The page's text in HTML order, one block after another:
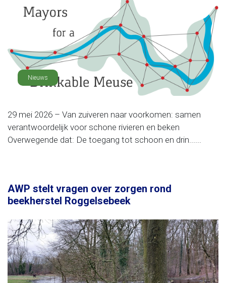
Nieuws
29 mei 2026 – Van zuiveren naar voorkomen: samen
verantwoordelijk voor schone rivieren en beken
Overwegende dat: De toegang tot schoon en drin......
AWP stelt vragen over zorgen rond
beekherstel Roggelsebeek